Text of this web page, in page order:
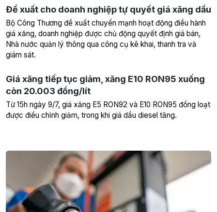
Đề xuất cho doanh nghiệp tự quyết giá xăng dầu
Bộ Công Thương đề xuất chuyển mạnh hoạt động điều hành
giá xăng, doanh nghiệp được chủ động quyết định giá bán,
Nhà nước quản lý thông qua công cụ kê khai, thanh tra và
giám sát.
Giá xăng tiếp tục giảm, xăng E10 RON95 xuống
còn 20.003 đồng/lít
Từ 15h ngày 9/7, giá xăng E5 RON92 và E10 RON95 đồng loạt
được điều chỉnh giảm, trong khi giá dầu diesel tăng.